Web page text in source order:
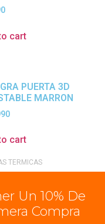
cart
PUERTA 3D
MARRON
cart
TERMICAS
Un 10% De
Compra